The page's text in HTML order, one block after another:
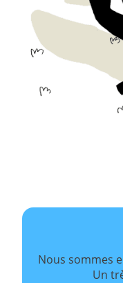
Nous sommes
Un